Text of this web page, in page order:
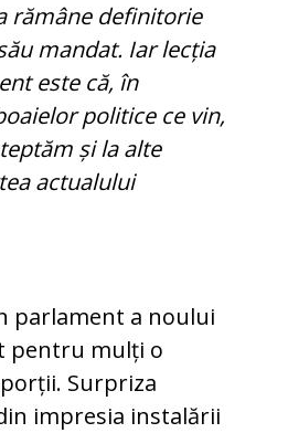
rămâne definitorie
mandat. Iar lecția
este că, în
politice ce vin,
și la alte
actualului
parlament a noului
pentru mulți o
Surpriza
im­pre­sia instalării